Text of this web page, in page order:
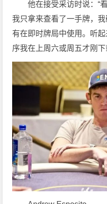
他在接受采访时说：“
我只拿来查看了一手牌，
有在即时牌局中使用。听
序我在上周六或周五才刚